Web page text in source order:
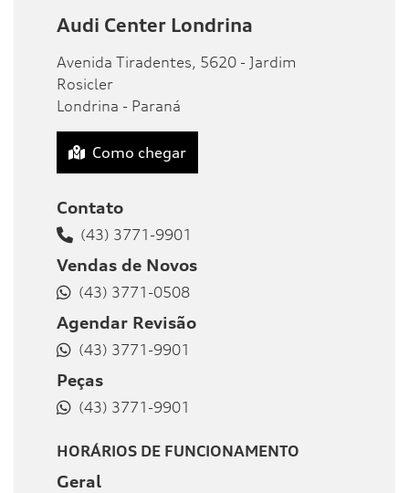
Audi Center Londrina
Avenida Tiradentes, 5620 - Jardim
Rosicler
Londrina - Paraná
Como chegar
Contato
(43) 3771-9901
Vendas de Novos
(43) 3771-0508
Agendar Revisão
(43) 3771-9901
Peças
(43) 3771-9901
HORÁRIOS DE FUNCIONAMENTO
Geral